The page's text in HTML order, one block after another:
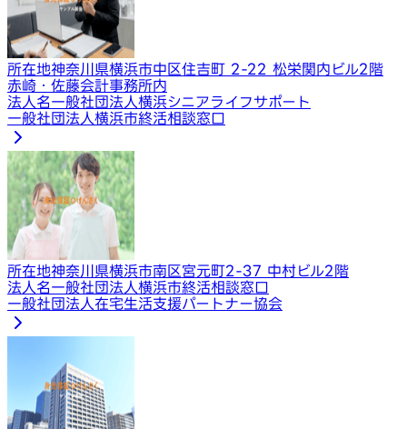
所在地神奈川県横浜市中区住吉町 2-22 松栄関内ビル2階
赤崎・佐藤会計事務所内
法人名一般社団法人横浜シニアライフサポート
一般社団法人横浜市終活相談窓口
所在地神奈川県横浜市南区宮元町2-37 中村ビル2階
法人名一般社団法人横浜市終活相談窓口
一般社団法人在宅生活支援パートナー協会